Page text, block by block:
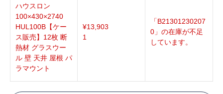
ハウスロン
100×430×2740
HUL100B【ケー
ス販売】12枚 断
熱材 グラスウー
ル 壁 天井 屋根 パ
ラマウント
¥13,903
1
「B21301230207
0」の在庫が不足
しています。